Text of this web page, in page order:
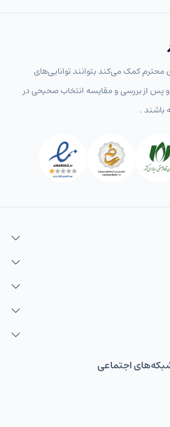
محترم کمک می‌کند بتوانند توانایی‌های
و پس از بررسی و مقایسه انتخاب‌ صحیحی در
باشند .
اجتماعی